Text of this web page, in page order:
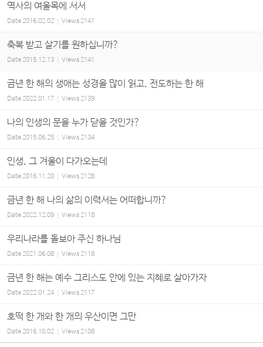
역사의 여울목에 서서
Date2016.02.02 Views2141
축복 받고 살기를 원하십니까?
Date 2015.12.13 Views 2141
금년 한 해의 생애는 성경을 많이 읽고, 전도하는 한 해
Date2022.01.17 Views2139
나의 인생의 문을 누가 닫을 것인가?
Date2015.06.25 Views2134
인생, 그 겨울이 다가오는데
Date2016.11.20 Views2128
금년 한 해 나의 삶의 이력서는 어떠합니까?
Date2022.12.09 Views2118
우리나라를 돌보아 주신 하나님
Date2021.06.08 Views2118
금년 한 해는 예수 그리스도 안에 있는 지혜로 살아가자
Date2022.01.24 Views2117
호떡 한 개와 한 개의 우산이면 그만
Date2016.10.02 Views2108